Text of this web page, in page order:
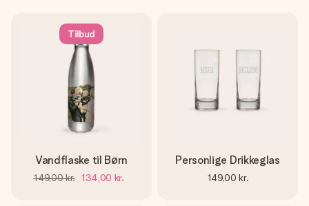
Tilbud
Vandflaske til Børn
149,00 kr. 134,00 kr.
Personlige Drikkeglas
149,00 kr.